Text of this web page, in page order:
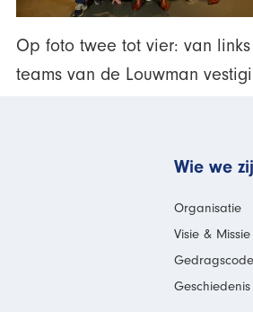
Op foto twee tot vier: van
teams van de Louwman
Wie we
Organisatie
Visie & Missie
Gedragscode
Geschiedenis